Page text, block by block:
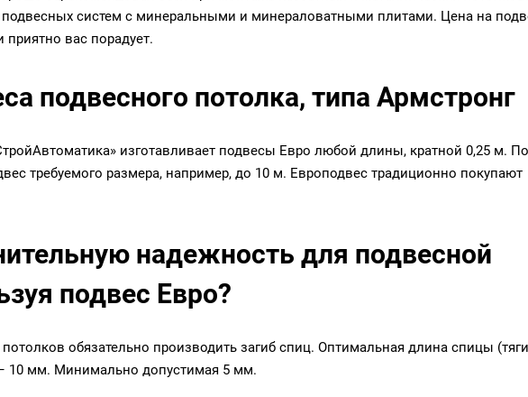
систем с минеральными и минераловатными плитами. Цена на
приятно вас порадует.
подвесного потолка, типа Армстронг
изготавливает подвесы Евро любой длины, кратной 0,25 м.
требуемого размера, например, до 10 м. Европодвес традиционно покупают
надежность для подвесной
подвес Евро?
обязательно производить загиб спиц. Оптимальная длина спицы
– 10 мм. Минимально допустимая 5 мм.